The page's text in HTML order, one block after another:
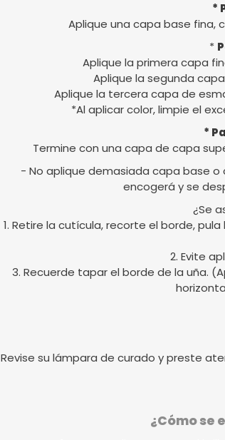
*
Aplique una capa base fina,
*
Aplique la primera capa
Aplique la segunda
Aplique la tercera capa de
*Al aplicar color, limpie el
*
Termine con una capa de capa
- No aplique demasiada capa base o
encogerá y se
¿Se
1. Retire la cutícula, recorte el borde,
2. Evite
3. Recuerde tapar el borde de la uña.
Revise su lámpara de curado y preste
¿Cómo se